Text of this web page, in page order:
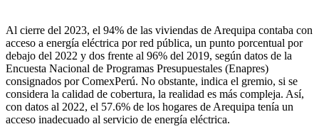
Al cierre del 2023, el 94% de las viviendas de Arequipa contaba con
acceso a energía eléctrica por red pública, un punto porcentual por
debajo del 2022 y dos frente al 96% del 2019, según datos de la
Encuesta Nacional de Programas Presupuestales (Enapres)
consignados por ComexPerú. No obstante, indica el gremio, si se
considera la calidad de cobertura, la realidad es más compleja. Así,
con datos al 2022, el 57.6% de los hogares de Arequipa tenía un
acceso inadecuado al servicio de energía eléctrica.